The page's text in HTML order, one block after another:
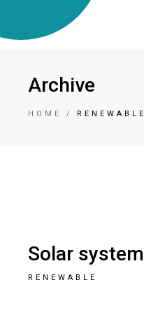
Archive
HOME RENEWABLE
Solar system
RENEWABLE